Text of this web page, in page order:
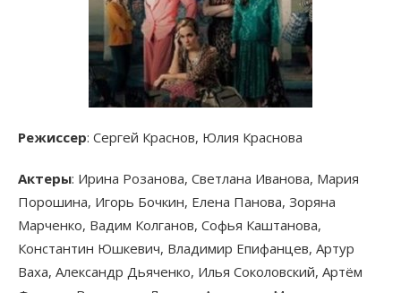
Режиссер: Сергей Краснов, Юлия Краснова
Актеры: Ирина Розанова, Светлана Иванова, Мария
Порошина, Игорь Бочкин, Елена Панова, Зоряна
Марченко, Вадим Колганов, Софья Каштанова,
Константин Юшкевич, Владимир Епифанцев, Артур
Ваха, Александр Дьяченко, Илья Соколовский, Артём